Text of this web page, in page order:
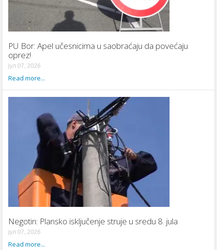
PU Bor: Apel učesnicima u saobraćaju da povećaju
oprez!
јул 07, 2026
Read more...
Negotin: Plansko isključenje struje u sredu 8. jula
јул 07, 2026
Read more...